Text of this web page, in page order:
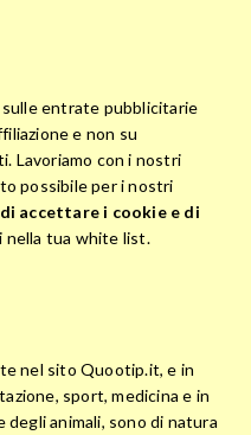
entrate pubblicitarie
e non su
Lavoriamo con i nostri
possibile per i nostri
accettare i cookie e di
nella tua white list.
nel sito Quootip.it, e in
sport, medicina e in
animali, sono di natura